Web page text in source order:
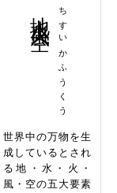
ちすいかふうくう
世界中の万物を生
成しているとされ
る地・水・火・
風・空の五大要素